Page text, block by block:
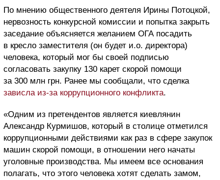
По мнению общественного деятеля Ирины Потоцкой,
нервозность конкурсной комиссии и попытка закрыть
заседание объясняется желанием ОГА посадить
в кресло заместителя (он будет и.о. директора)
человека, который мог бы своей подписью
согласовать закупку 130 карет скорой помощи
за 300 млн грн. Ранее мы сообщали, что сделка
зависла из-за коррупционного конфликта.
«Одним из претендентов является киевлянин
Александр Курмишов, который в столице отметился
коррупционными действиями как раз в сфере закупок
машин скорой помощи, в отношении него начаты
уголовные производства. Мы имеем все основания
полагать, что этого человека хотят сделать замом,